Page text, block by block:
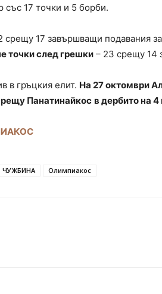
със 17 точки и 5 борби.
срещу 17 завършващи подавания
точки след грешки – 23 срещу 14
в гръцкия елит. На 27 октомври
Панатинайкос в дербито на 4
ЧУЖБИНА Олимпиакос